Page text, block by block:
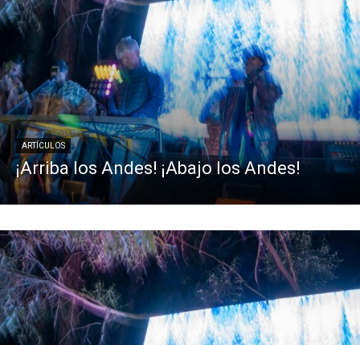
ARTÍCULOS
¡Arriba los Andes! ¡Abajo los Andes!